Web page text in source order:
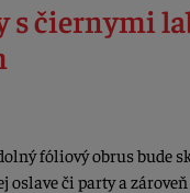
s čiernymi
fóliový obrus bude
oslave či party a